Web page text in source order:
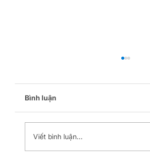
Bình luận
Viết bình luận...